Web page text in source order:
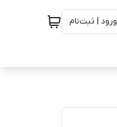
ورود | ثبت‌نام